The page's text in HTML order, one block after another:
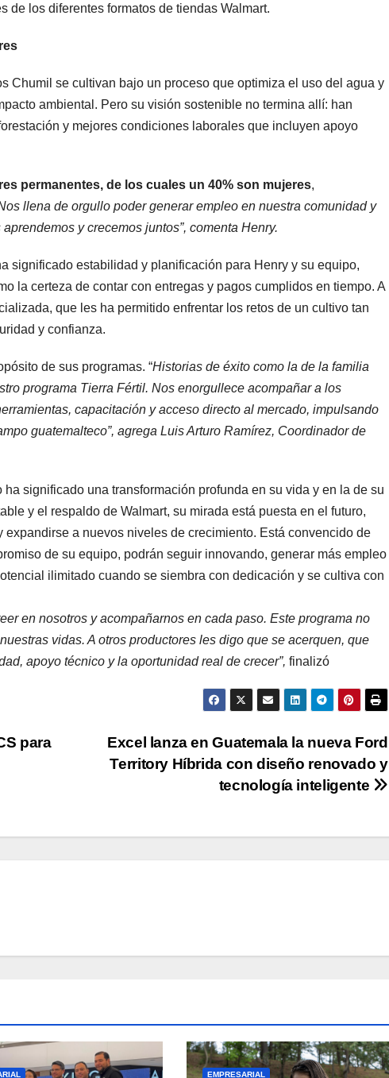
de los diferentes formatos de tiendas Walmart.
Chumil se cultivan bajo un proceso que optimiza el uso del agua y
ambiental. Pero su visión sostenible no termina allí: han
y mejores condiciones laborales que incluyen apoyo
permanentes, de los cuales un 40% son mujeres,
llena de orgullo poder generar empleo en nuestra comunidad y
y crecemos juntos”, comenta Henry.
significado estabilidad y planificación para Henry y su equipo,
la certeza de contar con entregas y pagos cumplidos en tiempo. A
que les ha permitido enfrentar los retos de un cultivo tan
y confianza.
de sus programas. “Historias de éxito como la de la familia
programa Tierra Fértil. Nos enorgullece acompañar a los
capacitación y acceso directo al mercado, impulsando
guatemalteco”, agrega Luis Arturo Ramírez, Coordinador de
significado una transformación profunda en su vida y en la de su
y el respaldo de Walmart, su mirada está puesta en el futuro,
a nuevos niveles de crecimiento. Está convencido de
de su equipo, podrán seguir innovando, generar más empleo
ilimitado cuando se siembra con dedicación y se cultiva con
en nosotros y acompañarnos en cada paso. Este programa no
vidas. A otros productores les digo que se acerquen, que
apoyo técnico y la oportunidad real de crecer”, finalizó
Excel lanza en Guatemala la nueva Ford
Territory Híbrida con diseño renovado y
tecnología inteligente
para
EMPRESARIAL